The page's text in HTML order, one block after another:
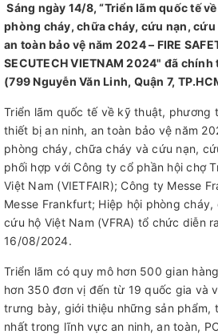
Sáng ngày 14/8, “Triển lãm quốc tế
phòng cháy, chữa cháy, cứu nạn,
an toàn bảo vệ năm 2024 – FIRE
SECUTECH VIETNAM 2024" đã
(799 Nguyễn Văn Linh, Quận 7,
Triển lãm quốc tế về kỹ thuật, phương
thiết bị an ninh, an toàn bảo vệ năm
phòng cháy, chữa cháy và cứu nạn,
phối hợp với Công ty cổ phần hội chợ
Việt Nam (VIETFAIR); Công ty Messe
Messe Frankfurt; Hiệp hội phòng
cứu hộ Việt Nam (VFRA) tổ chức diễn
16/08/2024.
Triển lãm có quy mô hơn 500 gian
hơn 350 đơn vị đến từ 19 quốc gia và
trưng bày, giới thiệu những sản phẩm,
nhất trong lĩnh vực an ninh, an toàn,